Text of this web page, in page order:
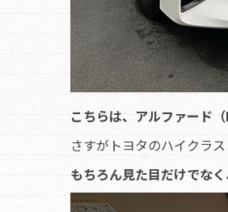
こちらは、アルファード
さすがトヨタのハイクラ
もちろん見た目だけでな